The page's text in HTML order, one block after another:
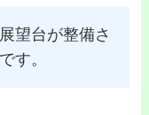
望台が整備さ
す。